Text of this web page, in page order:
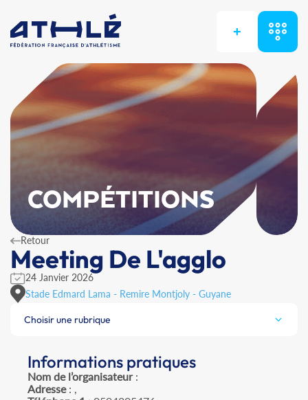
+
COMPÉTITIONS
Retour
Meeting De L'agglo
24 Janvier 2026
Stade Edmard Lama - Remire Montjoly - Guyane
Choisir une rubrique
Informations pratiques
Nom de l’organisateur:
Adresse: ,